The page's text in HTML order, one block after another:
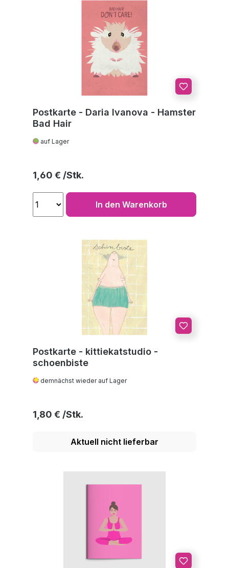
Postkarte - Daria Ivanova - Hamster
Bad Hair
auf Lager
Regulärer Preis:
1,60 €
In den Warenkorb
Postkarte - kittiekatstudio -
schoenbiste
demnächst wieder auf Lager
Regulärer Preis:
1,80 €
Aktuell nicht lieferbar